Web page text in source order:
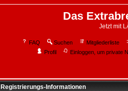
Das
Jetzt mit
FAQ Suchen Mitgliederliste
Profil
Einloggen, um private
Registrierungs-Informationen